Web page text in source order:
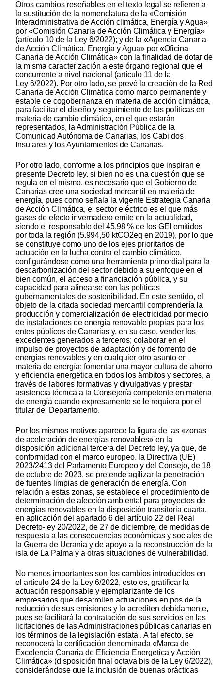
Otros cambios reseñables en el texto legal se refieren a
la sustitución de la nomenclatura de la «Comisión
Interadministrativa de Acción climática, Energía y Agua»
por «Comisión Canaria de Acción Climática y Energía»
(artículo 10 de la Ley 6/2022); y de la «Agencia Canaria
de Acción Climática, Energía y Agua» por «Oficina
Canaria de Acción Climática» con la finalidad de dotar de
la misma caracterización a este órgano regional que el
concurrente a nivel nacional (artículo 11 de la
Ley 6/2022). Por otro lado, se prevé la creación de la Red
Canaria de Acción Climática como marco permanente y
estable de cogobernanza en materia de acción climática,
para facilitar el diseño y seguimiento de las políticas en
materia de cambio climático, en el que estarán
representados, la Administración Pública de la
Comunidad Autónoma de Canarias, los Cabildos
Insulares y los Ayuntamientos de Canarias.
Por otro lado, conforme a los principios que inspiran el
presente Decreto ley, si bien no es una cuestión que se
regula en el mismo, es necesario que el Gobierno de
Canarias cree una sociedad mercantil en materia de
energía, pues como señala la vigente Estrategia Canaria
de Acción Climática, el sector eléctrico es el que más
gases de efecto invernadero emite en la actualidad,
siendo el responsable del 45,98 % de los GEI emitidos
por toda la región (5.994,50 ktCO2eq en 2019), por lo que
se constituye como uno de los ejes prioritarios de
actuación en la lucha contra el cambio climático,
configurándose como una herramienta primordial para la
descarbonización del sector debido a su enfoque en el
bien común, el acceso a financiación pública, y su
capacidad para alinearse con las políticas
gubernamentales de sostenibilidad. En este sentido, el
objeto de la citada sociedad mercantil comprendería la
producción y comercialización de electricidad por medio
de instalaciones de energía renovable propias para los
entes públicos de Canarias y, en su caso, vender los
excedentes generados a terceros; colaborar en el
impulso de proyectos de adaptación y de fomento de
energías renovables y en cualquier otro asunto en
materia de energía; fomentar una mayor cultura de ahorro
y eficiencia energética en todos los ámbitos y sectores, a
través de labores formativas y divulgativas y prestar
asistencia técnica a la Consejería competente en materia
de energía cuando expresamente se le requiera por el
titular del Departamento.
Por los mismos motivos aparece la figura de las «zonas
de aceleración de energías renovables» en la
disposición adicional tercera del Decreto ley, ya que, de
conformidad con el marco europeo, la Directiva (UE)
2023/2413 del Parlamento Europeo y del Consejo, de 18
de octubre de 2023, se pretende agilizar la penetración
de fuentes limpias de generación de energía. Con
relación a estas zonas, se establece el procedimiento de
determinación de afección ambiental para proyectos de
energías renovables en la disposición transitoria cuarta,
en aplicación del apartado 6 del artículo 22 del Real
Decreto-ley 20/2022, de 27 de diciembre, de medidas de
respuesta a las consecuencias económicas y sociales de
la Guerra de Ucrania y de apoyo a la reconstrucción de la
isla de La Palma y a otras situaciones de vulnerabilidad.
No menos importantes son los cambios introducidos en
el artículo 24 de la Ley 6/2022, esto es, gratificar la
actuación responsable y ejemplarizante de los
empresarios que desarrollen actuaciones en pos de la
reducción de sus emisiones y lo acrediten debidamente,
pues se facilitará la contratación de sus servicios en las
licitaciones de las Administraciones públicas canarias en
los términos de la legislación estatal. A tal efecto, se
reconocerá la certificación denominada «Marca de
Excelencia Canaria de Eficiencia Energética y Acción
Climática» (disposición final octava bis de la Ley 6/2022),
considerándose que la inclusión de buenas prácticas